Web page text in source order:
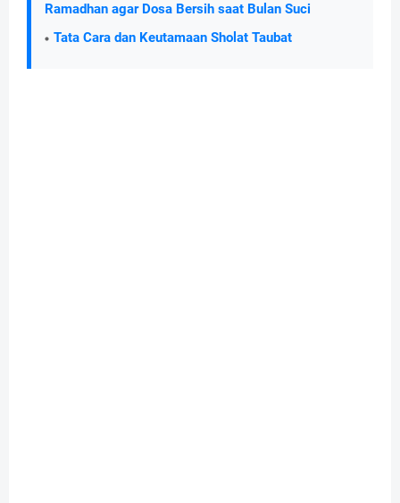
Ramadhan agar Dosa Bersih saat Bulan Suci
Tata Cara dan Keutamaan Sholat Taubat